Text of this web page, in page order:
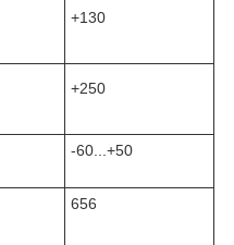
+130
+250
-60...+50
656